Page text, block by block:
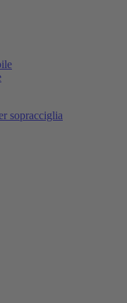
sopracciglia